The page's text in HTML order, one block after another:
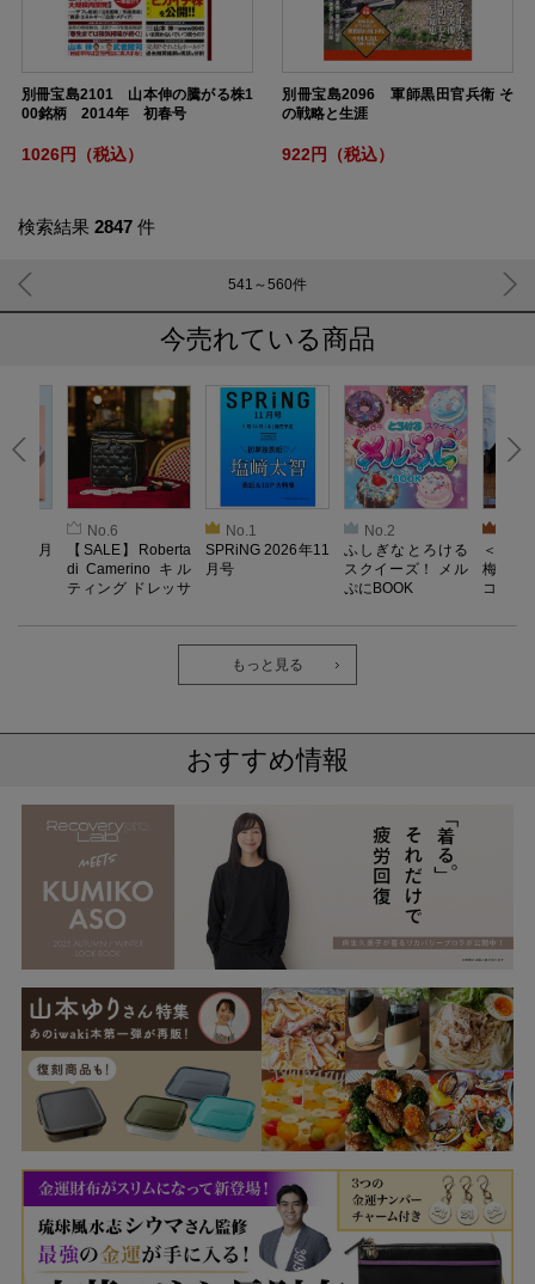
別冊宝島2101 山本伸の騰がる株1
00銘柄 2014年 初春号
1026円（税込）
別冊宝島2096 軍師黒田官兵衛 そ
の戦略と生涯
922円（税込）
検索結果 2847 件
541～560件
今売れている商品
年9月
No.6
【SALE】Roberta
di Camerino キル
ティング ドレッサ
No.1
SPRiNG 2026年11
月号
No.2
ふしぎなとろける
スクイーズ！ メル
ぷにBOOK
＜
梅があ
コンポ
もっと見る
おすすめ情報